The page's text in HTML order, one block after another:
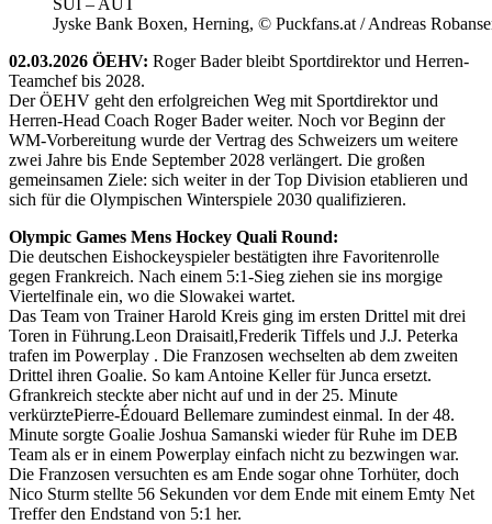
Jyske Bank Boxen, Herning, © Puckfans.at / Andreas
02.03.2026 ÖEHV: Roger Bader bleibt Sportdirektor und Herren-
Teamchef bis 2028.
Der ÖEHV geht den erfolgreichen Weg mit Sportdirektor und
Herren-Head Coach Roger Bader weiter. Noch vor Beginn der
WM-Vorbereitung wurde der Vertrag des Schweizers um weitere
zwei Jahre bis Ende September 2028 verlängert. Die großen
gemeinsamen Ziele: sich weiter in der Top Division etablieren und
sich für die Olympischen Winterspiele 2030 qualifizieren.
Olympic Games Mens Hockey Quali Round:
Die deutschen Eishockeyspieler bestätigten ihre Favoritenrolle
gegen Frankreich. Nach einem 5:1-Sieg ziehen sie ins morgige
Viertelfinale ein, wo die Slowakei wartet.
Das Team von Trainer Harold Kreis ging im ersten Drittel mit drei
Toren in Führung.Leon Draisaitl,Frederik Tiffels und J.J. Peterka
trafen im Powerplay . Die Franzosen wechselten ab dem zweiten
Drittel ihren Goalie. So kam Antoine Keller für Junca ersetzt.
Gfrankreich steckte aber nicht auf und in der 25. Minute
verkürztePierre-Édouard Bellemare zumindest einmal. In der 48.
Minute sorgte Goalie Joshua Samanski wieder für Ruhe im DEB
Team als er in einem Powerplay einfach nicht zu bezwingen war.
Die Franzosen versuchten es am Ende sogar ohne Torhüter, doch
Nico Sturm stellte 56 Sekunden vor dem Ende mit einem Emty Net
Treffer den Endstand von 5:1 her.